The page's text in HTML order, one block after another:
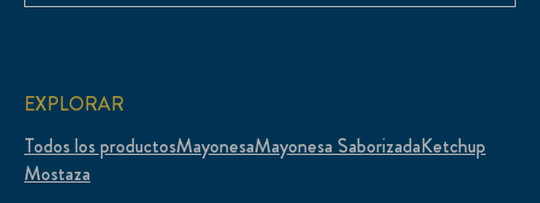
EXPLORAR
Todos los productosMayonesaMayonesa SaborizadaKetchup
Mostaza